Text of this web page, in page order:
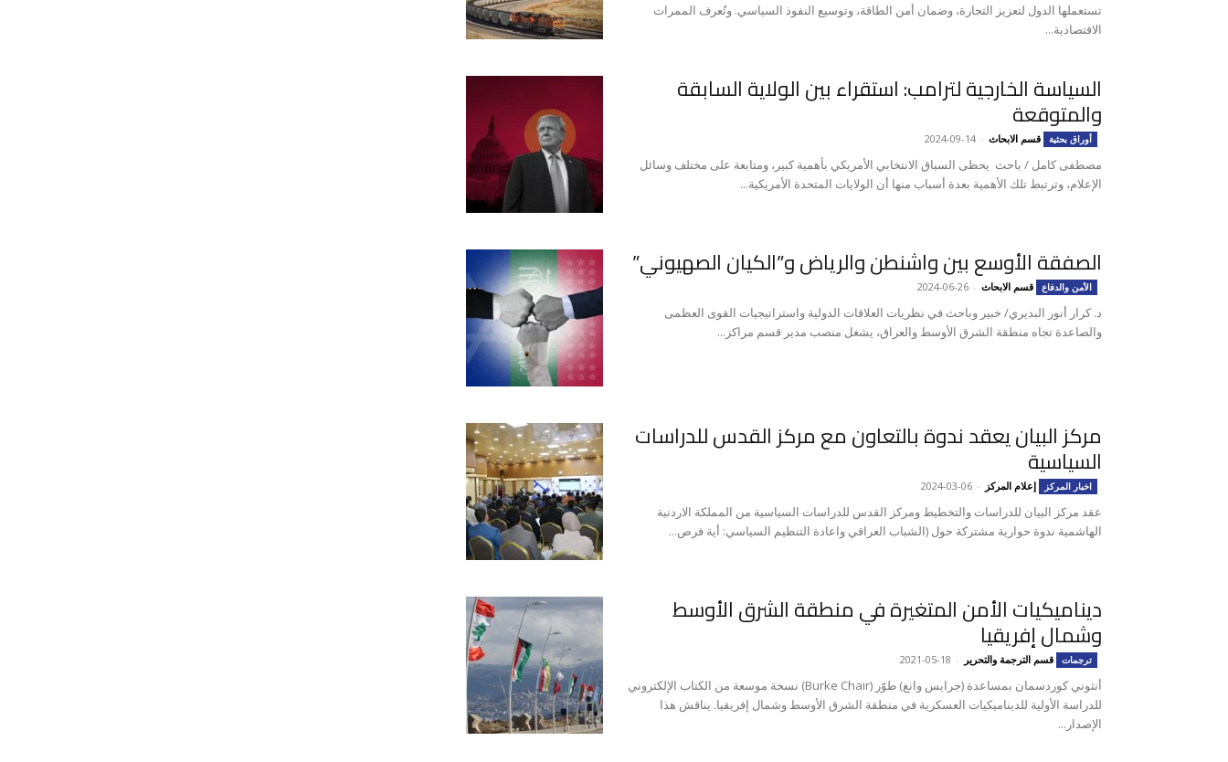
تستعملها الدول لتعزيز التجارة، وضمان أمن الطاقة، وتوسيع النفوذ السياسي. وتُعرف الممرات
الاقتصادية...
السياسة الخارجية لترامب: استقراء بين الولاية السابقة
والمتوقعة
أوراق بحثية قسم الابحاث -
2024-09-14
مصطفى كامل / باحث يحظى السباق الانتخابي الأمريكي بأهمية كبير، ومتابعة على مختلف وسائل
الإعلام، وترتبط تلك الأهمية بعدة أسباب منها أن الولايات المتحدة الأمريكية...
الصفقة الأوسع بين واشنطن والرياض و”الكيان الصهيوني”
الأمن والدفاع قسم الابحاث -
2024-06-26
د. كرار أنور البديري/ خبير وباحث في نظريات العلاقات الدولية واستراتيجيات القوى العظمى
والصاعدة تجاه منطقة الشرق الأوسط والعراق، يشغل منصب مدير قسم مراكز...
مركز البيان يعقد ندوة بالتعاون مع مركز القدس للدراسات
السياسية
اخبار المركز إعلام المركز -
2024-03-06
عقد مركز البيان للدراسات والتخطيط ومركز القدس للدراسات السياسية من المملكة الاردنية
الهاشمية ندوة حوارية مشتركة حول (الشباب العراقي واعادة التنظيم السياسي: أية فرص...
ديناميكيات الأمن المتغيرة في منطقة الشرق الأوسط
وشمال إفريقيا
ترجمات قسم الترجمة والتحرير -
2021-05-18
أنثوني كوردسمان بمساعدة (جرايس وانغ) طوّر (Burke Chair) نسخة موسعة من الكتاب الإلكتروني
للدراسة الأولية للديناميكيات العسكرية في منطقة الشرق الأوسط وشمال إفريقيا. يناقش هذا
الإصدار...